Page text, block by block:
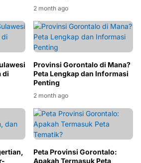
2 month ago
di
Provinsi Gorontalo di Mana?
Peta Lengkap dan Informasi
Penting
2 month ago
Peta Provinsi Gorontalo:
Apakah Termasuk Peta